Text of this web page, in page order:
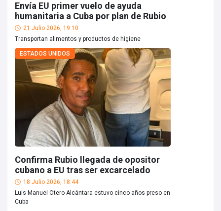
Envía EU primer vuelo de ayuda
humanitaria a Cuba por plan de Rubio
21 Julio 2026, 19:10
Transportan alimentos y productos de higiene
ESTADOS UNIDOS
Confirma Rubio llegada de opositor
cubano a EU tras ser excarcelado
18 Julio 2026, 18:44
Luis Manuel Otero Alcántara estuvo cinco años preso en
Cuba